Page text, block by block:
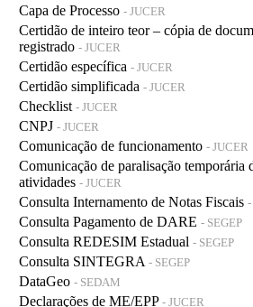
Capa de Processo - JUCER
Certidão de inteiro teor – cópia de
registrado - JUCER
Certidão específica - JUCER
Certidão simplificada - JUCER
Checklist - JUCER
CNPJ - JUCER
Comunicação de funcionamento - JUCER
Comunicação de paralisação temporária
atividades - JUCER
Consulta Internamento de Notas Fiscais -
Consulta Pagamento de DARE - SEGEP
Consulta REDESIM Estadual - SEGEP
Consulta SINTEGRA - SEGEP
DataGeo - SEDAM
Declarações de ME/EPP - JUCER